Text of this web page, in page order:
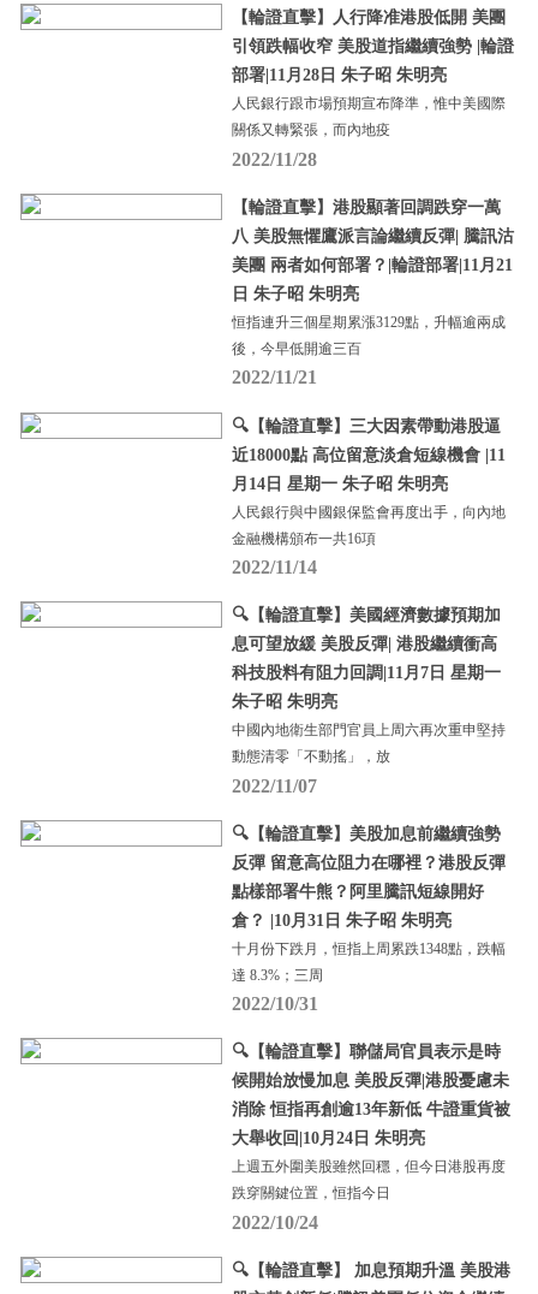
【輪證直擊】人行降准港股低開 美團
引領跌幅收窄 美股道指繼續強勢 |輪證
部署|11月28日 朱子昭 朱明亮
人民銀行跟市場預期宣布降準，惟中美國際
關係又轉緊張，而內地疫
2022/11/28
【輪證直擊】港股顯著回調跌穿一萬
八 美股無懼鷹派言論繼續反彈| 騰訊沽
美團 兩者如何部署？|輪證部署|11月21
日 朱子昭 朱明亮
恒指連升三個星期累漲3129點，升幅逾兩成
後，今早低開逾三百
2022/11/21
🔍【輪證直擊】三大因素帶動港股逼
近18000點 高位留意淡倉短線機會 |11
月14日 星期一 朱子昭 朱明亮
人民銀行與中國銀保監會再度出手，向內地
金融機構頒布一共16項
2022/11/14
🔍【輪證直擊】美國經濟數據預期加
息可望放緩 美股反彈| 港股繼續衝高
科技股料有阻力回調|11月7日 星期一
朱子昭 朱明亮
中國內地衛生部門官員上周六再次重申堅持
動態清零「不動搖」，放
2022/11/07
🔍【輪證直擊】美股加息前繼續強勢
反彈 留意高位阻力在哪裡？港股反彈
點樣部署牛熊？阿里騰訊短線開好
倉？ |10月31日 朱子昭 朱明亮
十月份下跌月，恒指上周累跌1348點，跌幅
達 8.3%；三周
2022/10/31
🔍【輪證直擊】聯儲局官員表示是時
候開始放慢加息 美股反彈|港股憂慮未
消除 恒指再創逾13年新低 牛證重貨被
大舉收回|10月24日 朱明亮
上週五外圍美股雖然回穩，但今日港股再度
跌穿關鍵位置，恒指今日
2022/10/24
🔍【輪證直擊】 加息預期升溫 美股港